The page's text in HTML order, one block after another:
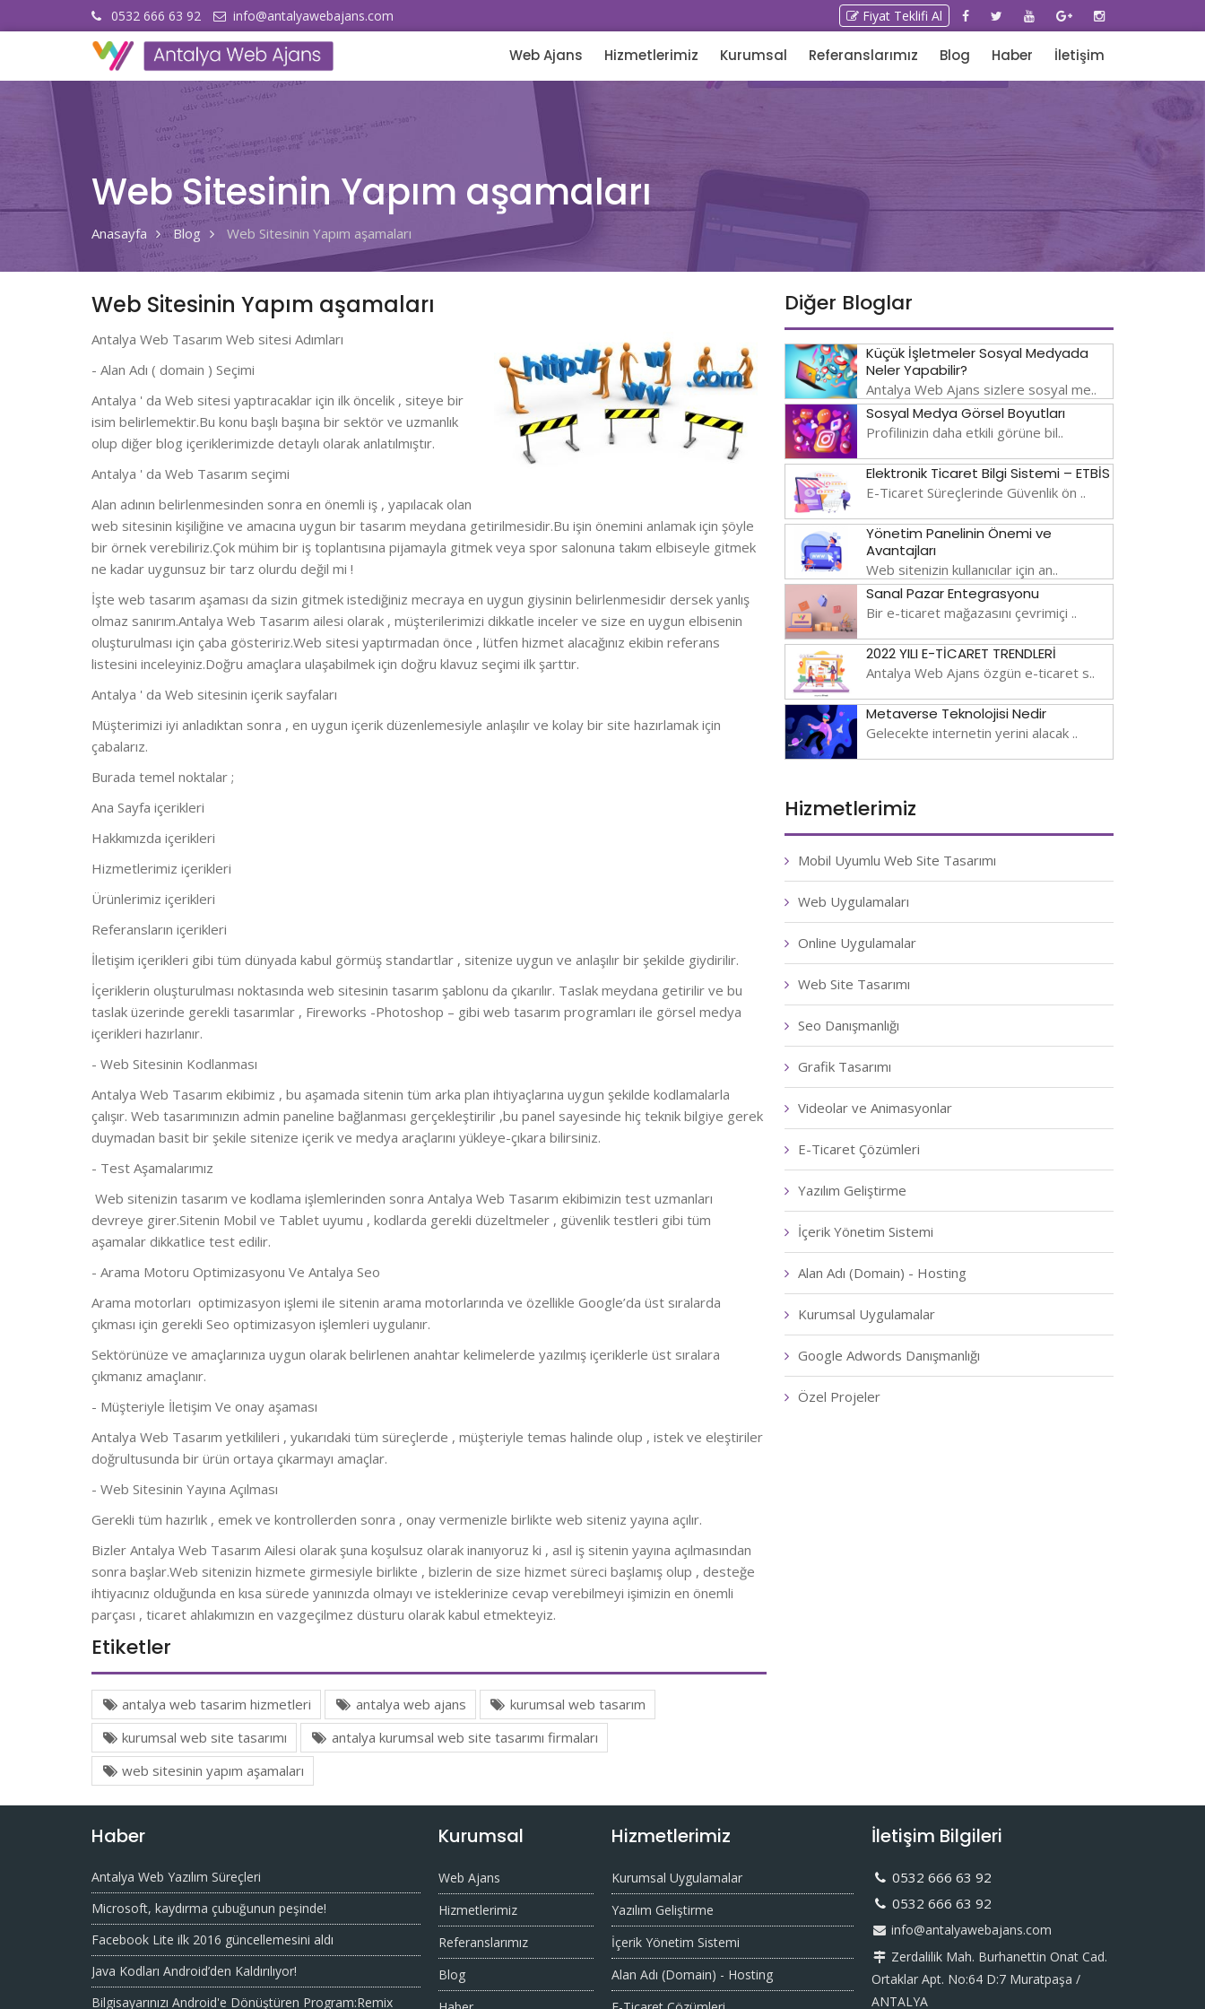
0532 666 63 92 info@antalyawebajans.com Fiyat Teklifi Al
Web Ajans Hizmetlerimiz Kurumsal Referanslarımız Blog Haber İletişim
Web Sitesinin Yapım aşamaları
Anasayfa Blog Web Sitesinin Yapım aşamaları
Web Sitesinin Yapım aşamaları
Antalya Web Tasarım Web sitesi Adımları
- Alan Adı ( domain ) Seçimi
Antalya ' da Web sitesi yaptıracaklar için ilk öncelik , siteye bir
isim belirlemektir.Bu konu başlı başına bir sektör ve uzmanlık
olup diğer blog içeriklerimizde detaylı olarak anlatılmıştır.
Antalya ' da Web Tasarım seçimi
Alan adının belirlenmesinden sonra en önemli iş , yapılacak olan
web sitesinin kişiliğine ve amacına uygun bir tasarım meydana getirilmesidir.Bu işin önemini anlamak için şöyle
bir örnek verebiliriz.Çok mühim bir iş toplantısına pijamayla gitmek veya spor salonuna takım elbiseyle gitmek
ne kadar uygunsuz bir tarz olurdu değil mi !
İşte web tasarım aşaması da sizin gitmek istediğiniz mecraya en uygun giysinin belirlenmesidir dersek yanlış
olmaz sanırım.Antalya Web Tasarım ailesi olarak , müşterilerimizi dikkatle inceler ve size en uygun elbisenin
oluşturulması için çaba gösteririz.Web sitesi yaptırmadan önce , lütfen hizmet alacağınız ekibin referans
listesini inceleyiniz.Doğru amaçlara ulaşabilmek için doğru klavuz seçimi ilk şarttır.
Antalya ' da Web sitesinin içerik sayfaları
Müşterimizi iyi anladıktan sonra , en uygun içerik düzenlemesiyle anlaşılır ve kolay bir site hazırlamak için
çabalarız.
Burada temel noktalar ;
Ana Sayfa içerikleri
Hakkımızda içerikleri
Hizmetlerimiz içerikleri
Ürünlerimiz içerikleri
Referansların içerikleri
İletişim içerikleri gibi tüm dünyada kabul görmüş standartlar , sitenize uygun ve anlaşılır bir şekilde giydirilir.
İçeriklerin oluşturulması noktasında web sitesinin tasarım şablonu da çıkarılır. Taslak meydana getirilir ve bu
taslak üzerinde gerekli tasarımlar , Fireworks -Photoshop – gibi web tasarım programları ile görsel medya
içerikleri hazırlanır.
- Web Sitesinin Kodlanması
Antalya Web Tasarım ekibimiz , bu aşamada sitenin tüm arka plan ihtiyaçlarına uygun şekilde kodlamalarla
çalışır. Web tasarımınızın admin paneline bağlanması gerçekleştirilir ,bu panel sayesinde hiç teknik bilgiye gerek
duymadan basit bir şekile sitenize içerik ve medya araçlarını yükleye-çıkara bilirsiniz.
- Test Aşamalarımız
Web sitenizin tasarım ve kodlama işlemlerinden sonra Antalya Web Tasarım ekibimizin test uzmanları
devreye girer.Sitenin Mobil ve Tablet uyumu , kodlarda gerekli düzeltmeler , güvenlik testleri gibi tüm
aşamalar dikkatlice test edilir.
- Arama Motoru Optimizasyonu Ve Antalya Seo
Arama motorları optimizasyon işlemi ile sitenin arama motorlarında ve özellikle Google’da üst sıralarda
çıkması için gerekli Seo optimizasyon işlemleri uygulanır.
Sektörünüze ve amaçlarınıza uygun olarak belirlenen anahtar kelimelerde yazılmış içeriklerle üst sıralara
çıkmanız amaçlanır.
- Müşteriyle İletişim Ve onay aşaması
Antalya Web Tasarım yetkilileri , yukarıdaki tüm süreçlerde , müşteriyle temas halinde olup , istek ve eleştiriler
doğrultusunda bir ürün ortaya çıkarmayı amaçlar.
- Web Sitesinin Yayına Açılması
Gerekli tüm hazırlık , emek ve kontrollerden sonra , onay vermenizle birlikte web siteniz yayına açılır.
Bizler Antalya Web Tasarım Ailesi olarak şuna koşulsuz olarak inanıyoruz ki , asıl iş sitenin yayına açılmasından
sonra başlar.Web sitenizin hizmete girmesiyle birlikte , bizlerin de size hizmet süreci başlamış olup , desteğe
ihtiyacınız olduğunda en kısa sürede yanınızda olmayı ve isteklerinize cevap verebilmeyi işimizin en önemli
parçası , ticaret ahlakımızın en vazgeçilmez düsturu olarak kabul etmekteyiz.
Etiketler
antalya web tasarim hizmetleri antalya web ajans
kurumsal web tasarım
kurumsal web site tasarımı
antalya kurumsal web site tasarımı firmaları
web sitesinin yapım aşamaları
Diğer Bloglar
Küçük İşletmeler Sosyal Medyada
Neler Yapabilir?
Antalya Web Ajans sizlere sosyal me..
Sosyal Medya Görsel Boyutları
Profilinizin daha etkili görüne bil..
Elektronik Ticaret Bilgi Sistemi – ETBİS
E-Ticaret Süreçlerinde Güvenlik ön ..
Yönetim Panelinin Önemi ve
Avantajları
Web sitenizin kullanıcılar için an..
Sanal Pazar Entegrasyonu
Bir e-ticaret mağazasını çevrimiçi ..
2022 YILI E-TİCARET TRENDLERİ
Antalya Web Ajans özgün e-ticaret s..
Metaverse Teknolojisi Nedir
Gelecekte internetin yerini alacak ..
Hizmetlerimiz
Mobil Uyumlu Web Site Tasarımı
Web Uygulamaları
Online Uygulamalar
Web Site Tasarımı
Seo Danışmanlığı
Grafik Tasarımı
Videolar ve Animasyonlar
E-Ticaret Çözümleri
Yazılım Geliştirme
İçerik Yönetim Sistemi
Alan Adı (Domain) - Hosting
Kurumsal Uygulamalar
Google Adwords Danışmanlığı
Özel Projeler
Haber
Antalya Web Yazılım Süreçleri
Microsoft, kaydırma çubuğunun peşinde!
Facebook Lite ilk 2016 güncellemesini aldı
Java Kodları Android’den Kaldırılıyor!
Bilgisayarınızı Android'e Dönüştüren Program:Remix
Kurumsal
Web Ajans
Hizmetlerimiz
Referanslarımız
Blog
Hizmetlerimiz
Kurumsal Uygulamalar
Yazılım Geliştirme
İçerik Yönetim Sistemi
Alan Adı (Domain) - Hosting
İletişim Bilgileri
0532 666 63 92
0532 666 63 92
info@antalyawebajans.com
Zerdalilik Mah. Burhanettin Onat Cad.
Ortaklar Apt. No:64 D:7 Muratpaşa /
ANTALYA